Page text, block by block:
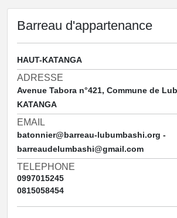
Barreau d'appartenance
HAUT-KATANGA
ADRESSE
Avenue Tabora n°421, Commune de
KATANGA
EMAIL
batonnier@barreau-lubumbashi.org -
barreaudelumbashi@gmail.com
TELEPHONE
0997015245
0815058454